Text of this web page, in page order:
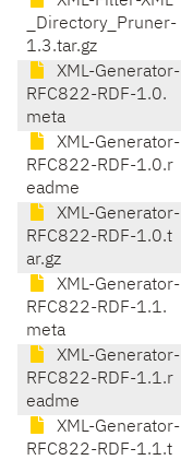
_Directory_Pruner-
1.3.tar.gz
XML-Generator-
RFC822-RDF-1.0.
meta
XML-Generator-
RFC822-RDF-1.0.r
eadme
XML-Generator-
RFC822-RDF-1.0.t
ar.gz
XML-Generator-
RFC822-RDF-1.1.
meta
XML-Generator-
RFC822-RDF-1.1.r
eadme
XML-Generator-
RFC822-RDF-1.1.t